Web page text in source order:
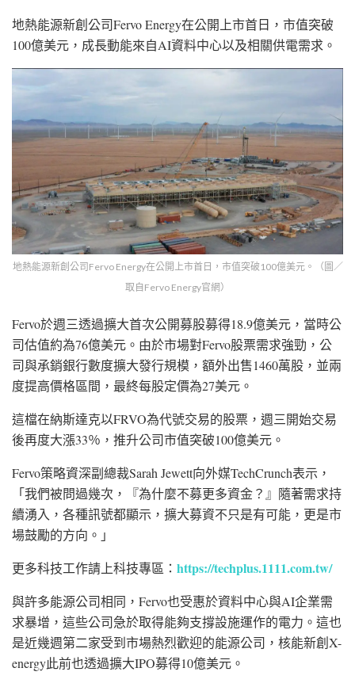
地熱能源新創公司Fervo Energy在公開上市首日，市值突破
100億美元，成長動能來自AI資料中心以及相關供電需求。
地熱能源新創公司Fervo Energy在公開上市首日，市值突破100億美元。（圖／
取自Fervo Energy官網）
Fervo於週三透過擴大首次公開募股募得18.9億美元，當時公
司估值約為76億美元。由於市場對Fervo股票需求強勁，公
司與承銷銀行數度擴大發行規模，額外出售1460萬股，並兩
度提高價格區間，最終每股定價為27美元。
這檔在納斯達克以FRVO為代號交易的股票，週三開始交易
後再度大漲33％，推升公司市值突破100億美元。
Fervo策略資深副總裁Sarah Jewett向外媒TechCrunch表示，
「我們被問過幾次，『為什麼不募更多資金？』隨著需求持
續湧入，各種訊號都顯示，擴大募資不只是有可能，更是市
場鼓勵的方向。」
更多科技工作請上科技專區： https://techplus.1111.com.tw/
與許多能源公司相同，Fervo也受惠於資料中心與AI企業需
求暴增，這些公司急於取得能夠支撐設施運作的電力。這也
是近幾週第二家受到市場熱烈歡迎的能源公司，核能新創X-
energy此前也透過擴大IPO募得10億美元。